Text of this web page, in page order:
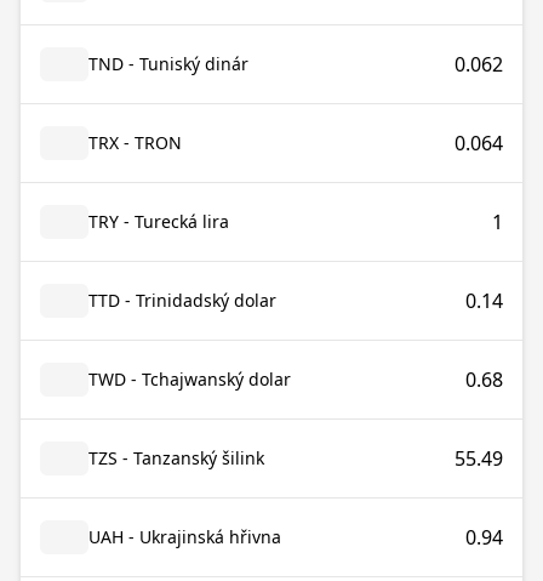
TND - Tuniský dinár 0.062
TRX - TRON 0.064
TRY - Turecká lira 1
TTD - Trinidadský dolar 0.14
TWD - Tchajwanský dolar 0.68
TZS - Tanzanský šilink 55.49
UAH - Ukrajinská hřivna 0.94